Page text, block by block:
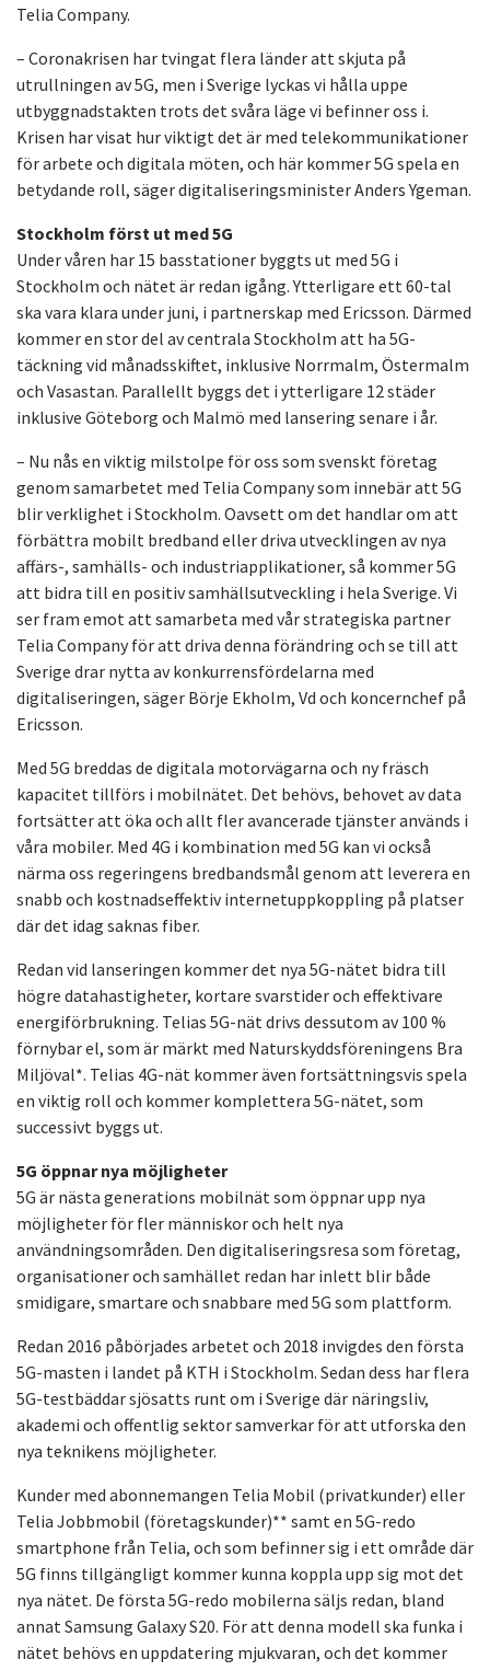
Telia Company.
– Coronakrisen har tvingat flera länder att skjuta på
utrullningen av 5G, men i Sverige lyckas vi hålla uppe
utbyggnadstakten trots det svåra läge vi befinner oss i.
Krisen har visat hur viktigt det är med telekommunikationer
för arbete och digitala möten, och här kommer 5G spela en
betydande roll, säger digitaliseringsminister Anders Ygeman.
Stockholm först ut med 5G
Under våren har 15 basstationer byggts ut med 5G i
Stockholm och nätet är redan igång. Ytterligare ett 60-tal
ska vara klara under juni, i partnerskap med Ericsson. Därmed
kommer en stor del av centrala Stockholm att ha 5G-
täckning vid månadsskiftet, inklusive Norrmalm, Östermalm
och Vasastan. Parallellt byggs det i ytterligare 12 städer
inklusive Göteborg och Malmö med lansering senare i år.
– Nu nås en viktig milstolpe för oss som svenskt företag
genom samarbetet med Telia Company som innebär att 5G
blir verklighet i Stockholm. Oavsett om det handlar om att
förbättra mobilt bredband eller driva utvecklingen av nya
affärs-, samhälls- och industriapplikationer, så kommer 5G
att bidra till en positiv samhällsutveckling i hela Sverige. Vi
ser fram emot att samarbeta med vår strategiska partner
Telia Company för att driva denna förändring och se till att
Sverige drar nytta av konkurrensfördelarna med
digitaliseringen, säger Börje Ekholm, Vd och koncernchef på
Ericsson.
Med 5G breddas de digitala motorvägarna och ny fräsch
kapacitet tillförs i mobilnätet. Det behövs, behovet av data
fortsätter att öka och allt fler avancerade tjänster används i
våra mobiler. Med 4G i kombination med 5G kan vi också
närma oss regeringens bredbandsmål genom att leverera en
snabb och kostnadseffektiv internetuppkoppling på platser
där det idag saknas fiber.
Redan vid lanseringen kommer det nya 5G-nätet bidra till
högre datahastigheter, kortare svarstider och effektivare
energiförbrukning. Telias 5G-nät drivs dessutom av 100 %
förnybar el, som är märkt med Naturskyddsföreningens Bra
Miljöval*. Telias 4G-nät kommer även fortsättningsvis spela
en viktig roll och kommer komplettera 5G-nätet, som
successivt byggs ut.
5G öppnar nya möjligheter
5G är nästa generations mobilnät som öppnar upp nya
möjligheter för fler människor och helt nya
användningsområden. Den digitaliseringsresa som företag,
organisationer och samhället redan har inlett blir både
smidigare, smartare och snabbare med 5G som plattform.
Redan 2016 påbörjades arbetet och 2018 invigdes den första
5G-masten i landet på KTH i Stockholm. Sedan dess har flera
5G-testbäddar sjösatts runt om i Sverige där näringsliv,
akademi och offentlig sektor samverkar för att utforska den
nya teknikens möjligheter.
Kunder med abonnemangen Telia Mobil (privatkunder) eller
Telia Jobbmobil (företagskunder)** samt en 5G-redo
smartphone från Telia, och som befinner sig i ett område där
5G finns tillgängligt kommer kunna koppla upp sig mot det
nya nätet. De första 5G-redo mobilerna säljs redan, bland
annat Samsung Galaxy S20. För att denna modell ska funka i
nätet behövs en uppdatering mjukvaran, och det kommer